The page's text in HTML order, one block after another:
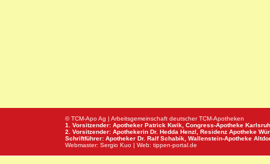
© TCM-Apo Ag | Arbeitsgemeinschaft deutscher TCM-Apotheken
1. Vorsitzender: Apotheker Patrick Kwik, Congress-Apotheke
2. Vorsitzender: Apothekerin Dr. Hedda Henzl, Residenz Apotheke
Schriftführer: Apotheker Dr. Ralf Schabik, Wallenstein-Apotheke
Webmaster: Sergio Kuo | Web: tippen-portal.de